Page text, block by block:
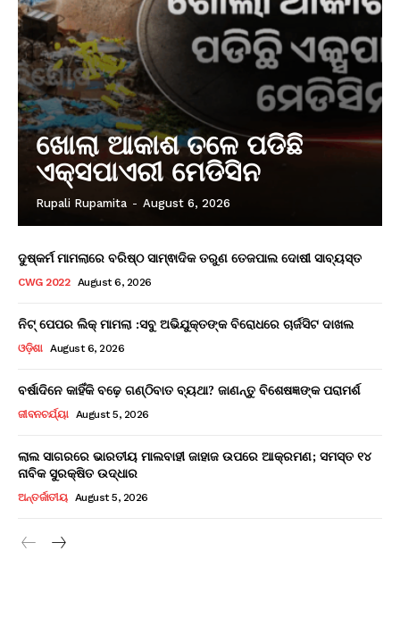
ଖୋଲା ଆକାଶ ତଳେ ପଡିଛି
ଏକ୍ସପାଏରୀ ମେଡିସିନ
Rupali Rupamita - August 6, 2026
ଦୁଷ୍କର୍ମ ମାମଲାରେ ବରିଷ୍ଠ ସାମ୍ଵାଦିକ ତରୁଣ ତେଜପାଲ ଦୋଷୀ ସାବ୍ୟସ୍ତ
CWG 2022 August 6, 2026
ନିଟ୍ ପେପର ଲିକ୍ ମାମଲା :ସବୁ ଅଭିଯୁକ୍ତଙ୍କ ବିରୋଧରେ ଚାର୍ଜସିଟ ଦାଖଲ
ଓଡ଼ିଶା August 6, 2026
ବର୍ଷାଦିନେ କାହିଁକି ବଢ଼େ ଗଣ୍ଠିବାତ ବ୍ୟଥା? ଜାଣନ୍ତୁ ବିଶେଷଜ୍ଞଙ୍କ ପରାମର୍ଶ
ଜୀବନଚର୍ଯ୍ୟା August 5, 2026
ଲାଲ ସାଗରରେ ଭାରତୀୟ ମାଲବାହୀ ଜାହାଜ ଉପରେ ଆକ୍ରମଣ; ସମସ୍ତ ୧୪
ନାବିକ ସୁରକ୍ଷିତ ଉଦ୍ଧାର
ଅନ୍ତର୍ଜାତୀୟ August 5, 2026